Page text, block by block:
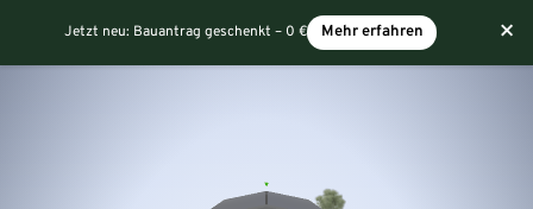
Jetzt neu: Bauantrag geschenkt – 0 € Mehr erfahren ×